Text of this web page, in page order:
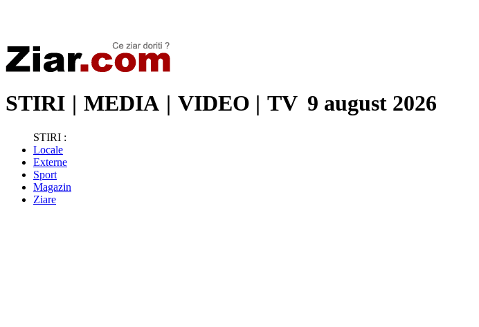
STIRI | MEDIA | VIDEO | TV 9 august 2026
STIRI :
Locale
Externe
Sport
Magazin
Ziare